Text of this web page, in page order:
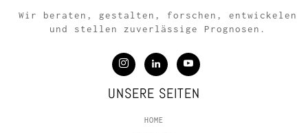
Wir beraten, gestalten, forschen, entwickelen
und stellen zuverlässige Prognosen.
UNSERE SEITEN
HOME